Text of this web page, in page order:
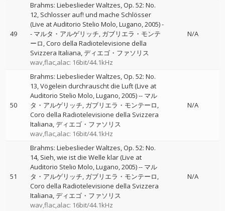
49
Brahms: Liebeslieder Waltzes, Op. 52: No.
12, Schlosser auf! und mache Schlösser
(Live at Auditorio Stelio Molo, Lugano, 2005)-
- マルタ・アルゲリッチ ガブリエラ・モンテ
ーロ Coro della Radiotelevisione della
Svizzera Italiana ディエゴ・ファソリス
wav,flac,alac: 16bit/44.1kHz
N/A
50
Brahms: Liebeslieder Waltzes, Op. 52: No.
13, Vögelein durchrauscht die Luft (Live at
Auditorio Stelio Molo, Lugano, 2005)-- マル
タ・アルゲリッチ ガブリエラ・モンテーロ
Coro della Radiotelevisione della Svizzera
Italiana ディエゴ・ファソリス
wav,flac,alac: 16bit/44.1kHz
N/A
51
Brahms: Liebeslieder Waltzes, Op. 52: No.
14, Sieh, wie ist die Welle klar (Live at
Auditorio Stelio Molo, Lugano, 2005)-- マル
タ・アルゲリッチ ガブリエラ・モンテーロ
Coro della Radiotelevisione della Svizzera
Italiana ディエゴ・ファソリス
wav,flac,alac: 16bit/44.1kHz
N/A